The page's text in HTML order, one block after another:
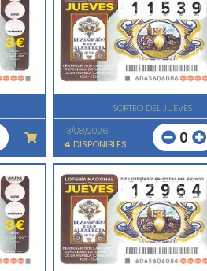
SORTEO DEL JUEVES
13/08/2026
4 DISPONIBLES 0